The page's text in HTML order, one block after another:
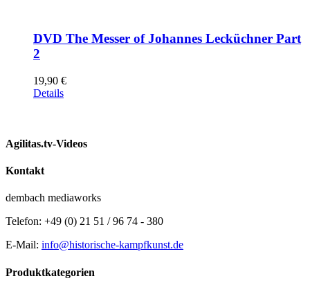
DVD The Messer of Johannes Lecküchner Part
2
19,90 €
Details
Agilitas.tv-Videos
Kontakt
dembach mediaworks
Telefon: +49 (0) 21 51 / 96 74 - 380
E-Mail: info@historische-kampfkunst.de
Produktkategorien